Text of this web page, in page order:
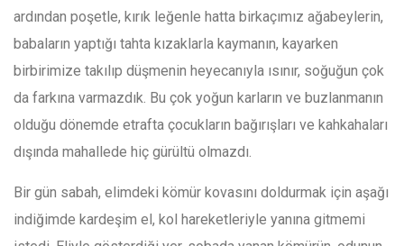
ardından poşetle, kırık leğenle hatta birkaçımız ağabeylerin,
babaların yaptığı tahta kızaklarla kaymanın, kayarken
birbirimize takılıp düşmenin heyecanıyla ısınır, soğuğun çok
da farkına varmazdık. Bu çok yoğun karların ve buzlanmanın
olduğu dönemde etrafta çocukların bağırışları ve kahkahaları
dışında mahallede hiç gürültü olmazdı.
Bir gün sabah, elimdeki kömür kovasını doldurmak için aşağı
indiğimde kardeşim el, kol hareketleriyle yanına gitmemi